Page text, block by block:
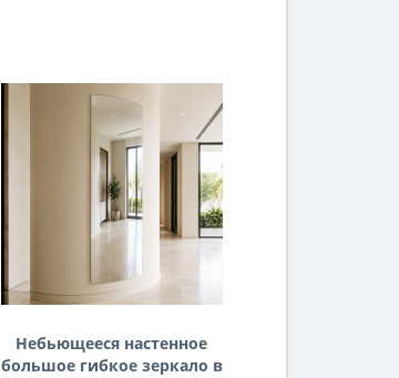
Небьющееся настенное
большое гибкое зеркало в